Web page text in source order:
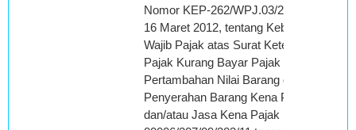
Nomor KEP-262/WPJ.03/2012 tanggal
16 Maret 2012, tentang Keberatan
Wajib Pajak atas Surat Ketetapan
Pajak Kurang Bayar Pajak
Pertambahan Nilai Barang dan Jasa
Penyerahan Barang Kena Pajak
dan/atau Jasa Kena Pajak Nomor: